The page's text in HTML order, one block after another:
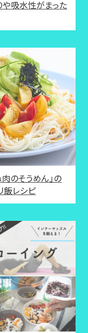
や吸水性がまった
のそうめん」の
飯レシピ